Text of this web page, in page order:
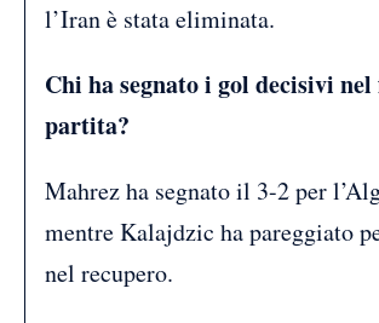
l’Iran è stata eliminata.
Chi ha segnato i gol decisivi
partita?
Mahrez ha segnato il 3-2 per
mentre Kalajdzic ha pareggiato
nel recupero.